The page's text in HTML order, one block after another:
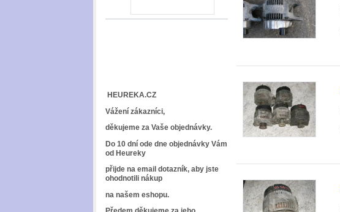
HEUREKA.CZ
Vážení zákazníci,
děkujeme za Vaše objednávky.
Do 10 dní ode dne objednávky Vám
od Heureky
přijde na email dotazník, aby jste
ohodnotili nákup
na našem eshopu.